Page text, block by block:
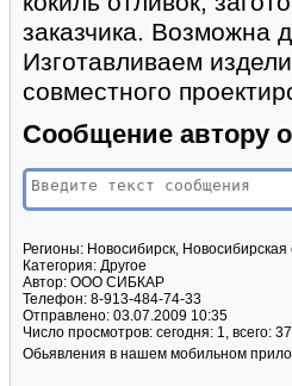
заказчика. Возможна
Изготавливаем
совместного
Сообщение автору
Регионы: Новосибирск, Новосибирская
Категория: Другое
Автор: ООО СИБКАР
Телефон: 8-913-484-74-33
Отправлено: 03.07.2009 10:35
Число просмотров: сегодня: 1, всего:
Обьявления в нашем мобильном